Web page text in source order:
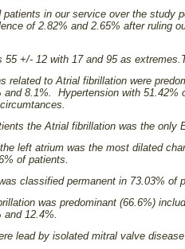
patients in our service over the study
of 2.82% and 2.65% after ruling
55 +/- 12 with 17 and 95 as extremes.
related to Atrial fibrillation were
and 8.1%. Hypertension with
the Atrial fibrillation was the only
left atrium was the most dilated
of patients.
classified permanent in 73.03% of
was predominant (66.6%)
and 12.4%.
lead by isolated mitral valve